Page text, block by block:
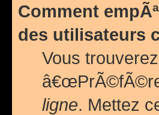
Comment
des utilisateurs
Vous
ligne. Mettez